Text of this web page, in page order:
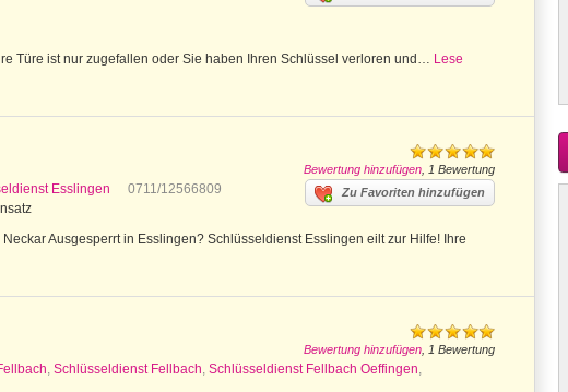
Türe ist nur zugefallen oder Sie haben Ihren Schlüssel verloren und… Lese
Bewertung hinzufügen , 1 Bewertung
Esslingen Zu Favoriten hinzufügen
0711/12566809
Ausgesperrt in Esslingen? Schlüsseldienst Esslingen eilt zur Hilfe! Ihre
Bewertung hinzufügen , 1 Bewertung
, Schlüsseldienst Fellbach, Schlüsseldienst Fellbach Oeffingen,